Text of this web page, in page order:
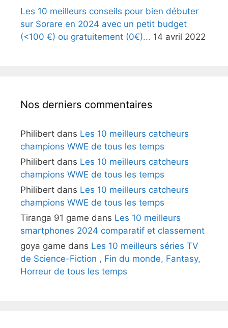
Les 10 meilleurs conseils pour bien débuter
sur Sorare en 2024 avec un petit budget
(<100 €) ou gratuitement (0€)... 14 avril 2022
Nos derniers commentaires
Philibert dans Les 10 meilleurs catcheurs
champions WWE de tous les temps
Philibert dans Les 10 meilleurs catcheurs
champions WWE de tous les temps
Philibert dans Les 10 meilleurs catcheurs
champions WWE de tous les temps
Tiranga 91 game dans Les 10 meilleurs
smartphones 2024 comparatif et classement
goya game dans Les 10 meilleurs séries TV
de Science-Fiction , Fin du monde, Fantasy,
Horreur de tous les temps